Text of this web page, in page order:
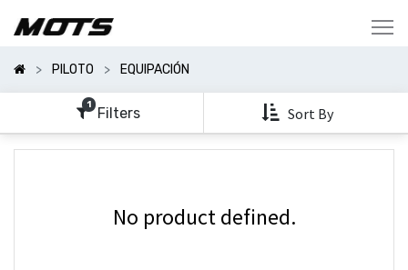
PILOTO EQUIPACIÓN
1 Filters Sort By
Categorías
Mostrar
Opciones
No product defined.